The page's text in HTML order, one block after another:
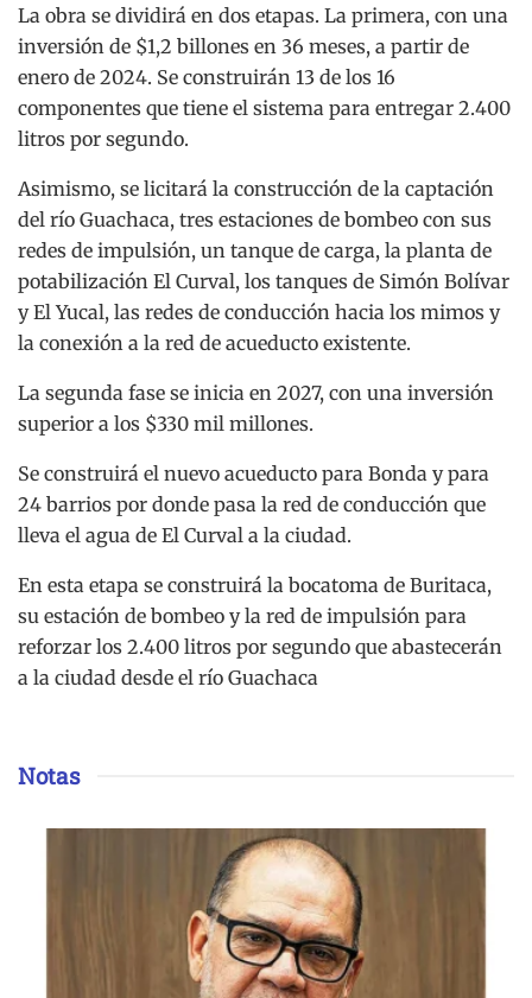
La obra se dividirá en dos etapas. La primera, con una
inversión de $1,2 billones en 36 meses, a partir de
enero de 2024. Se construirán 13 de los 16
componentes que tiene el sistema para entregar 2.400
litros por segundo.
Asimismo, se licitará la construcción de la captación
del río Guachaca, tres estaciones de bombeo con sus
redes de impulsión, un tanque de carga, la planta de
potabilización El Curval, los tanques de Simón Bolívar
y El Yucal, las redes de conducción hacia los mimos y
la conexión a la red de acueducto existente.
La segunda fase se inicia en 2027, con una inversión
superior a los $330 mil millones.
Se construirá el nuevo acueducto para Bonda y para
24 barrios por donde pasa la red de conducción que
lleva el agua de El Curval a la ciudad.
En esta etapa se construirá la bocatoma de Buritaca,
su estación de bombeo y la red de impulsión para
reforzar los 2.400 litros por segundo que abastecerán
a la ciudad desde el río Guachaca
Notas